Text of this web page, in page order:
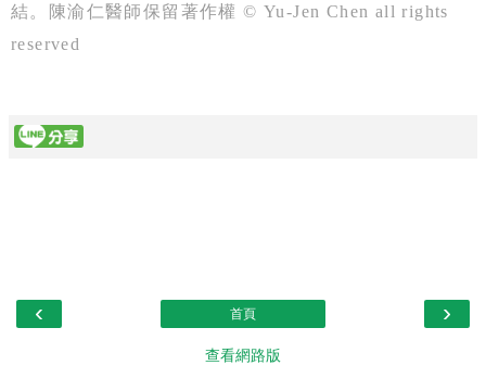
結。陳渝仁醫師保留著作權 © Yu-Jen Chen all rights
reserved
‹ ›
首頁
查看網路版